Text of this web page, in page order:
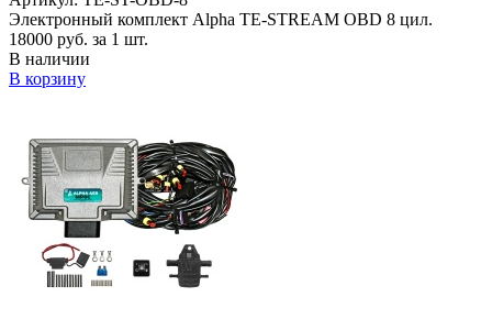
Электронный комплект Alpha TE-STREAM OBD 8 цил.
18000 руб. за 1 шт.
В наличии
В корзину